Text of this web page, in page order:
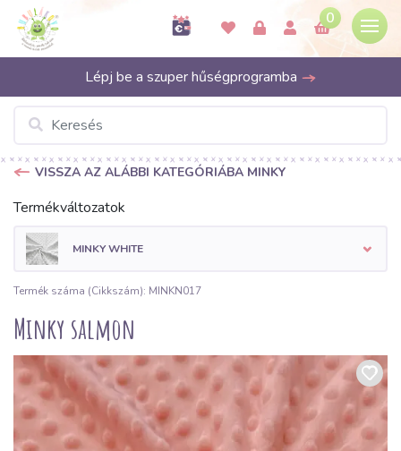
0
Lépj be a szuper hűségprogramba
VISSZA AZ ALÁBBI KATEGÓRIÁBA MINKY
Termékváltozatok
MINKY WHITE
Termék száma (Cikkszám): MINKN017
Minky salmon